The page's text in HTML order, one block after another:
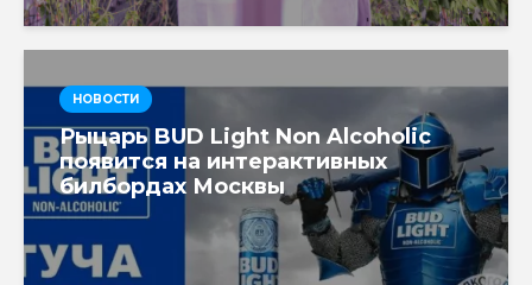
НОВОСТИ
Рыцарь BUD Light Non Alcoholic
появится на интерактивных
билбордах Москвы